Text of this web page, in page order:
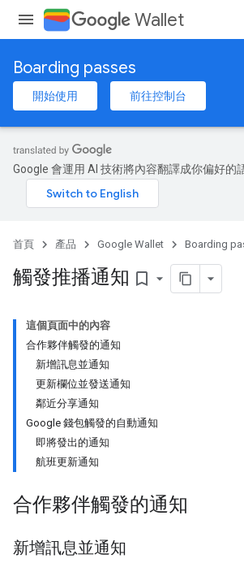
Wallet
Boarding passes
開始使用 前往控制台
Google 會運用 AI 技術將內容翻譯成你偏好的
首頁 產品 Google Wallet Boarding
觸發推播通知 bookmark_border
這個頁面中的內容
合作夥伴觸發的通知
新增訊息並通知
更新欄位並發送通知
鄰近分享通知
Google 錢包觸發的自動通知
即將發出的通知
航班更新通知
合作夥伴觸發的通知
新增訊息並通知